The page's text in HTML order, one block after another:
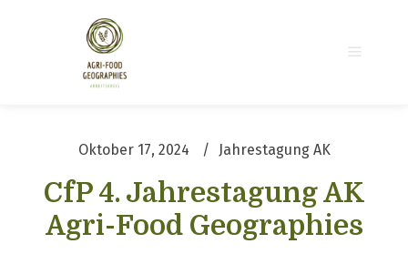
Oktober 17, 2024 Jahrestagung AK
CfP 4. Jahrestagung AK
Agri-Food Geographies